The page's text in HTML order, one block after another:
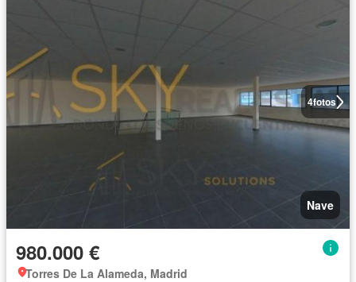
4fotos
Nave
980.000 €
Torres De La Alameda, Madrid